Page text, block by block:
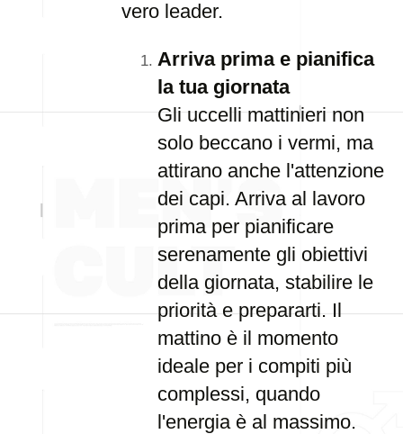
vero leader.
Arriva prima e pianifica
la tua giornata
Gli uccelli mattinieri non
solo beccano i vermi, ma
attirano anche l'attenzione
dei capi. Arriva al lavoro
prima per pianificare
serenamente gli obiettivi
della giornata, stabilire le
priorità e prepararti. Il
mattino è il momento
ideale per i compiti più
complessi, quando
l'energia è al massimo.